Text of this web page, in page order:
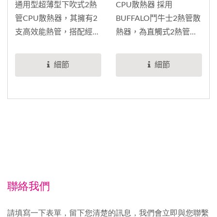
通用型超薄型下吹式2熱
管CPU散熱器，其擁有2
支高效能熱管，搭配經由
呈現，風扇配置
細節
CPU散熱器 採用
BUFFALO鬥牛士2熱管散
熱器，為直觸式2熱管散
熱管，搭配經由設計鋁鰭
EVERCOOL...
細節